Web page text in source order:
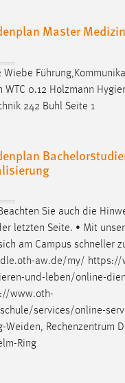
Master
Wiebe
WTC 0.12 Holzmann
242 Buhl Seite 1
Sie auch die
letzten Seite. • Mit
am Campus schneller
aw.de/my/ https://
und-leben/online-
www.oth-
services/online-
Weiden, Rechenzentrum
Ring
von Videoplattformen
Medien Cookies gesetzt.